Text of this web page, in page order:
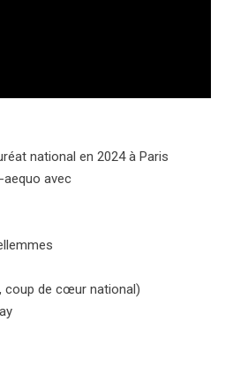
national en 2024 à Paris
aequo avec
coup de cœur national)